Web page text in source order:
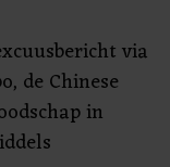
via
de Chinese
in